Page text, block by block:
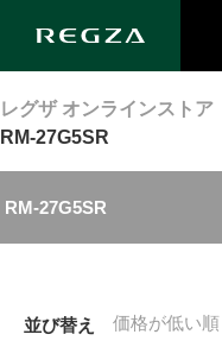
レグザ オンラインストア
RM-27G5SR
RM-27G5SR
並び替え 価格が低い順